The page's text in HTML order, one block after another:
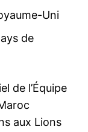
Uni
de
de l’Équipe
aux Lions